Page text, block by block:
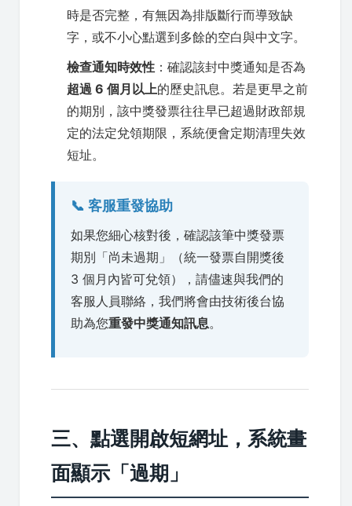
時是否完整，有無因為排版斷行而導致缺
字，或不小心點選到多餘的空白與中文字。
檢查通知時效性 ：確認該封中獎通知是否為
超過 6 個月以上的歷史訊息。若是更早之前
的期別，該中獎發票往往早已超過財政部規
定的法定兌領期限，系統便會定期清理失效
短址。
📞 客服重發協助
如果您細心核對後，確認該筆中獎發票
期別「尚未過期」（統一發票自開獎後
3 個月內皆可兌領），請儘速與我們的
客服人員聯絡，我們將會由技術後台協
助為您重發中獎通知訊息。
三、點選開啟短網址，系統畫
面顯示「過期」